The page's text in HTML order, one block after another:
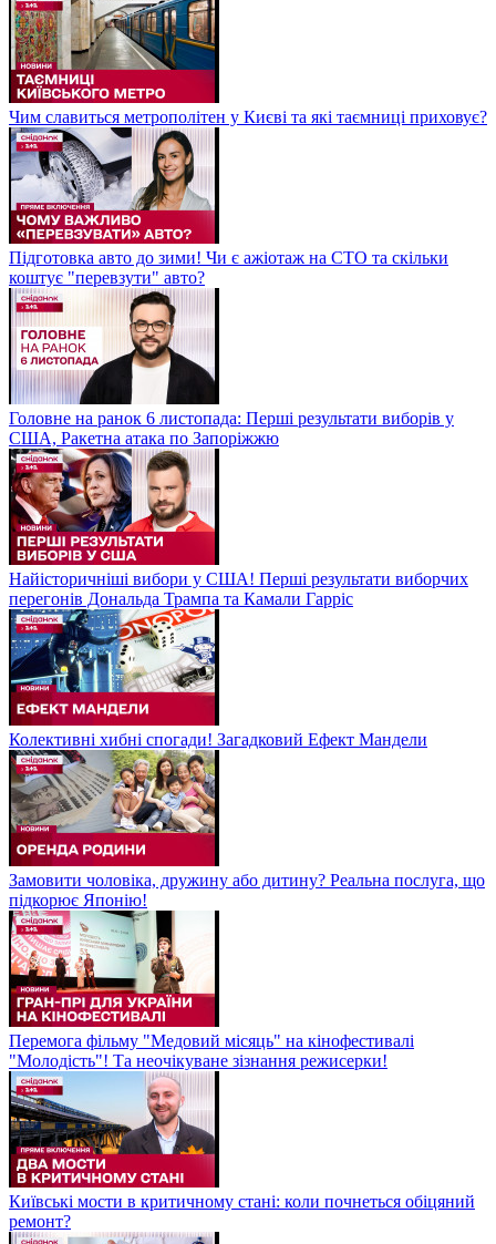
Чим славиться метрополітен у Києві та які таємниці приховує?
Підготовка авто до зими! Чи є ажіотаж на СТО та скільки
коштує "перевзути" авто?
Головне на ранок 6 листопада: Перші результати виборів у
США, Ракетна атака по Запоріжжю
Найісторичніші вибори у США! Перші результати виборчих
перегонів Дональда Трампа та Камали Гарріс
Колективні хибні спогади! Загадковий Ефект Мандели
Замовити чоловіка, дружину або дитину? Реальна послуга, що
підкорює Японію!
Перемога фільму "Медовий місяць" на кінофестивалі
"Молодість"! Та неочікуване зізнання режисерки!
Київські мости в критичному стані: коли почнеться обіцяний
ремонт?